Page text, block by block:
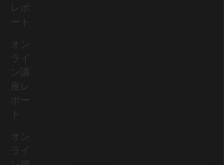
レポ
ート
ライ
座レ
ポー
ライ